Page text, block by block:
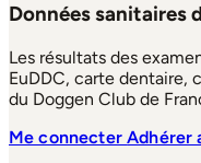
Données sanitaires
Les résultats des
EuDDC, carte dentaire,
du Doggen Club de
Me connecterAdhérer